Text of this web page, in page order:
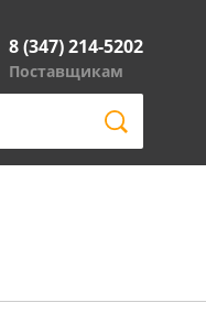
8 (347) 214-5202
Поставщикам